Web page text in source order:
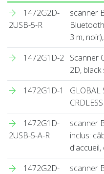
1472G2D-
2USB-5-R
scanner
3 m,
1472G1D-2 Scanner
2D,
1472G1D-1
GLOBAL
CRDLESS
1472G1D-
2USB-5-A-R
scanner
inclus:
1472G2D-
scanner